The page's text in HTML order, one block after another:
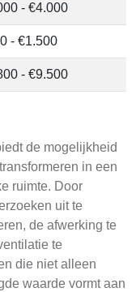
- €4.000
- €1.500
- €9.500
de mogelijkheid
in een
ruimte. Door
uit te
de afwerking te
te
die niet alleen
waarde vormt aan